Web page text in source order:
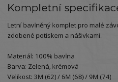
Kompletní
Letní bavlněný komplet pro malé
zdobené potiskem a nášivkami.
Materiál: 100% bavlna
Barva: Zelená, krémová
Velikost: 3M (62) / 6M (68) / 9M (74)